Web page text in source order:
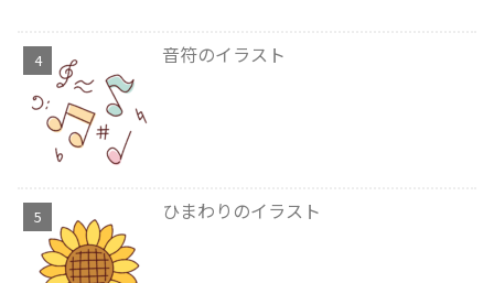
音符のイラスト
ひまわりのイラスト